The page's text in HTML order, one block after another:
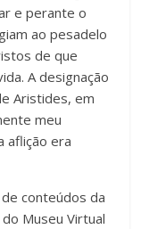
e perante o
ao pesadelo
de que
A designação
Aristides, em
meu
aflição era
conteúdos da
Museu Virtual